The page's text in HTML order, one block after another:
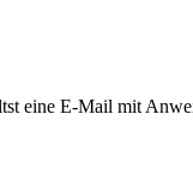
eine E-Mail mit